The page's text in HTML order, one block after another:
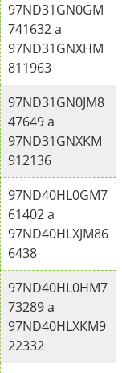
97ND31GN0GM
741632 a
97ND31GNXHM
811963
97ND31GN0JM8
47649 a
97ND31GNXKM
912136
97ND40HL0GM7
61402 a
97ND40HLXJM86
6438
97ND40HL0HM7
73289 a
97ND40HLXKM9
22332